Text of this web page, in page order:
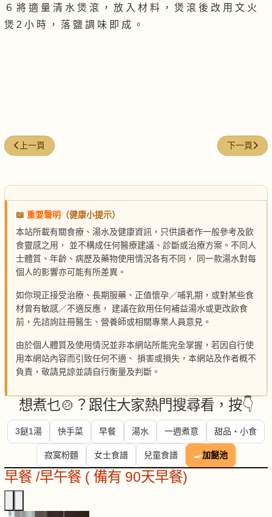
６ 將 適 量 清 水 煲 滾 ， 放 入 材 料 ， 煲 滾 後 改 用 文 火
煲 2 小 時 ， 落 鹽 調 味 即 成 。
上一篇文章: 清補涼節瓜煲豬跟湯
上一頁 下一篇文章
下一頁
📖 重要聲明
（健康小提示）
本站所載有關食療、湯水及健康資訊，只供讀者作一般參考及飲
食靈感之用， 並不構成任何醫療建議、診斷或治療方案。不同人
士體質、年齡、病歷及藥物使用情況各有不同， 同一款湯水對每
個人的影響亦可能有所差異。
如你現正接受治療、長期服藥、正值懷孕／哺乳期，或對某些食
材曾有敏感／不適反應， 建議在飲用任何補益湯水或更改飲食
前，先諮詢註冊醫生、營養師或相關專業人員意見。
由於個人體質及使用情況並非本網站所能完全掌握，若因自行使
用本網站內容而引致任何不適、 損害或損失，本網站及作者概不
負責，敬請見諒並請自行衡量及判斷。
想煮乜🍲？跟住大家熱門搜尋看，按👇
3餸1湯 快手菜 早餐 湯水 一週煮意 甜品・小食
寂寞粉麵 女士食譜 兒童食譜 🍳加餸池
早餐 /早午餐 ( 備有 90天早餐)